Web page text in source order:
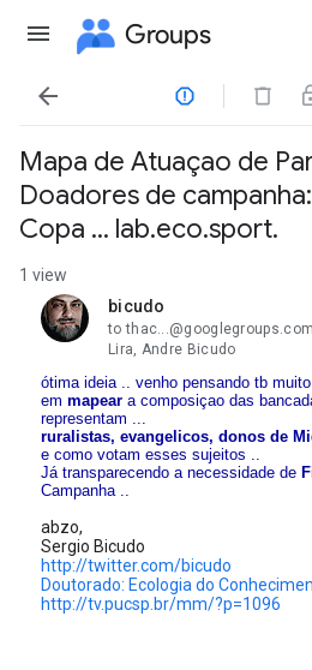
Groups

Mapa de Atuaçao de
Doadores de
Copa ... lab.eco.sport.
1 view
bicudo
unread,
to
Lira, Andre Bicudo
ótima ideia .. venho pensando tb
em mapear a composiçao das
representam ...
ruralistas, evangelicos, donos de
e como votam esses sujeitos ..
Já transparecendo a necessidade de
Campanha ..
abzo,
Sergio Bicudo
http://twitter.com/bicudo
Doutorado: Ecologia do
http://tv.pucsp.br/mm/?p=1096